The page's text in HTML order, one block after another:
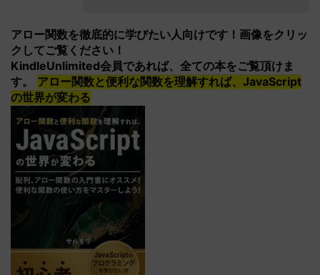
アロー関数を徹底的に学びたい人向けです！画像をクリッ
クしてご覧ください！
KindleUnlimited会員であれば、全ての本をご覧頂けま
す。
アロー関数と便利な関数を理解すれば、JavaScript
の世界が変わる